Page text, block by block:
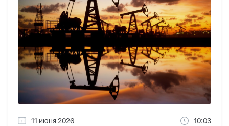
11 июня 2026 10:03